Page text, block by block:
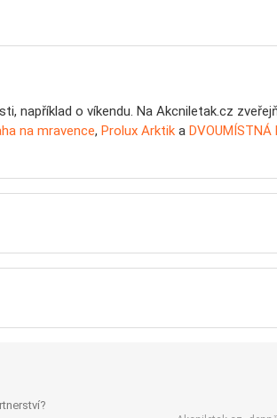
například o víkendu. Na Akcniletak.cz
na mravence, Prolux Arktik a DVOUMÍSTNÁ